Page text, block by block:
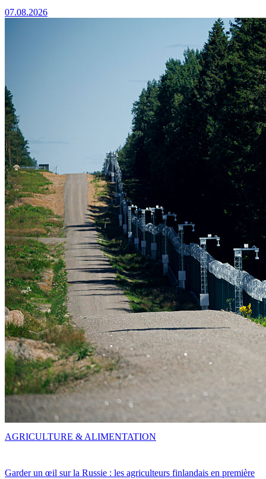
07.08.2026
Garder un œil sur la Russie : les agriculteurs finlandais en première
AGRICULTURE & ALIMENTATION